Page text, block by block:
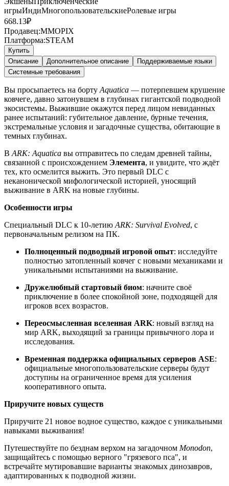
игрыИндиМногопользовательскиеРолевые игры
668.13₽
Продавец:MMOPIX
Платформа:STEAM
Купить
Описание
Дополнительное описание
Поддерживаемые языки
Системные требования
Вы просыпаетесь на борту Aquatica — потерпевшем крушение
ковчеге, давно затонувшем в глубинах гигантской подводной
экосистемы. Выжившие окажутся перед лицом невиданных
ранее испытаний: губительное давление, бурные течения,
экстремальные условия и загадочные существа, обитающие в
темных глубинах.
В ARK: Aquatica вы отправитесь по следам древней тайны,
связанной с происхождением Элемента, и увидите, что ждёт
тех, кто осмелится выжить. Это первый DLC с
неканонической мифологической историей, уносящий
выживание в ARK на новые глубины.
Особенности игры
Специальный DLC к 10-летию ARK: Survival Evolved, с
первоначальным релизом на ПК.
Полноценный подводный игровой опыт: исследуйте
полностью затопленный ковчег с новыми механиками и
уникальными испытаниями на выживание.
Дружелюбный стартовый биом: начните своё
приключение в более спокойной зоне, подходящей для
игроков всех возрастов.
Переосмысленная вселенная ARK: новый взгляд на
мир ARK, выходящий за границы привычного лора и
исследования.
Временная поддержка официальных серверов ASE:
официальные многопользовательские серверы будут
доступны на ограниченное время для усиления
кооперативного опыта.
Приручите новых существ
Приручите 21 новое водное существо, каждое с уникальными
навыками выживания!
Путешествуйте по безднам верхом на загадочном Monodon,
защищайтесь с помощью верного "грязевого пса", и
встречайте мутировавшие варианты знакомых динозавров,
адаптированных к подводной жизни.